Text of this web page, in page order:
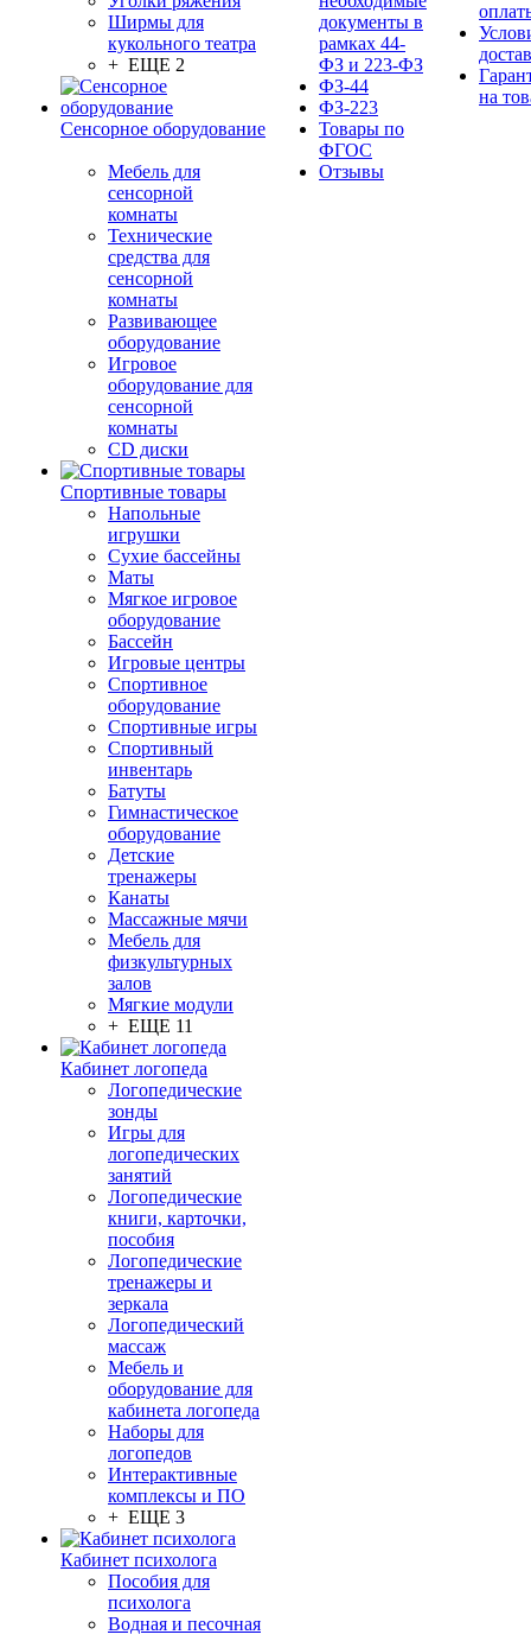
Ширмы для
кукольного театра
+ ЕЩЕ 2
Сенсорное оборудование
Мебель для
сенсорной
комнаты
Технические
средства для
сенсорной
комнаты
Развивающее
оборудование
Игровое
оборудование для
сенсорной
комнаты
CD диски
Спортивные товары
Напольные
игрушки
Сухие бассейны
Маты
Мягкое игровое
оборудование
Бассейн
Игровые центры
Спортивное
оборудование
Спортивные игры
Спортивный
инвентарь
Батуты
Гимнастическое
оборудование
Детские
тренажеры
Канаты
Массажные мячи
Мебель для
физкультурных
залов
Мягкие модули
+ ЕЩЕ 11
Кабинет логопеда
Логопедические
зонды
Игры для
логопедических
занятий
Логопедические
книги, карточки,
пособия
Логопедические
тренажеры и
зеркала
Логопедический
массаж
Мебель и
оборудование для
кабинета логопеда
Наборы для
логопедов
Интерактивные
комплексы и ПО
+ ЕЩЕ 3
Кабинет психолога
Пособия для
психолога
Водная и песочная
документы в
рамках 44-
ФЗ и 223-ФЗ
ФЗ-44
ФЗ-223
Товары по
ФГОС
Отзывы
на